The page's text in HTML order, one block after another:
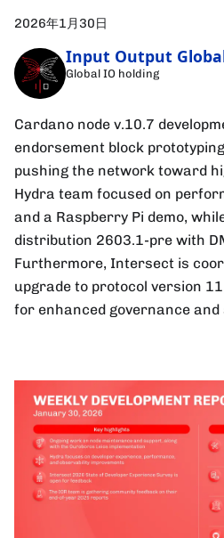
2026年1月30日
Input Output
Global IO holding
Cardano node v.10.7
endorsement block
pushing the network toward
Hydra team focused on
and a Raspberry Pi demo,
distribution 2603.1-pre with
Furthermore, Intersect is
upgrade to protocol version
for enhanced governance